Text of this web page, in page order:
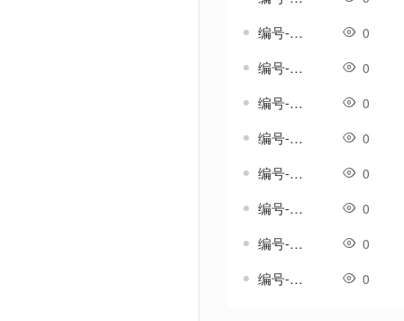
编号-雨吟套-传奇一体剑甲素材 0
编号-雨纹套-传奇一体剑甲素材 0
编号-雨织纹套-传奇一体剑甲素材 0
编号-雪歌套-传奇一体剑甲素材 0
编号-雪澜套-传奇一体剑甲素材 0
编号-霄影套-传奇一体剑甲素材 0
编号-霞光温热套-传奇一体剑甲素材 0
编号-韵鸣套-传奇一体剑甲素材 0